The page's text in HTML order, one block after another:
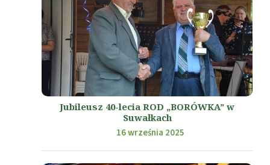
Jubileusz 40-lecia ROD „BORÓWKA” w
Suwałkach
16 września 2025